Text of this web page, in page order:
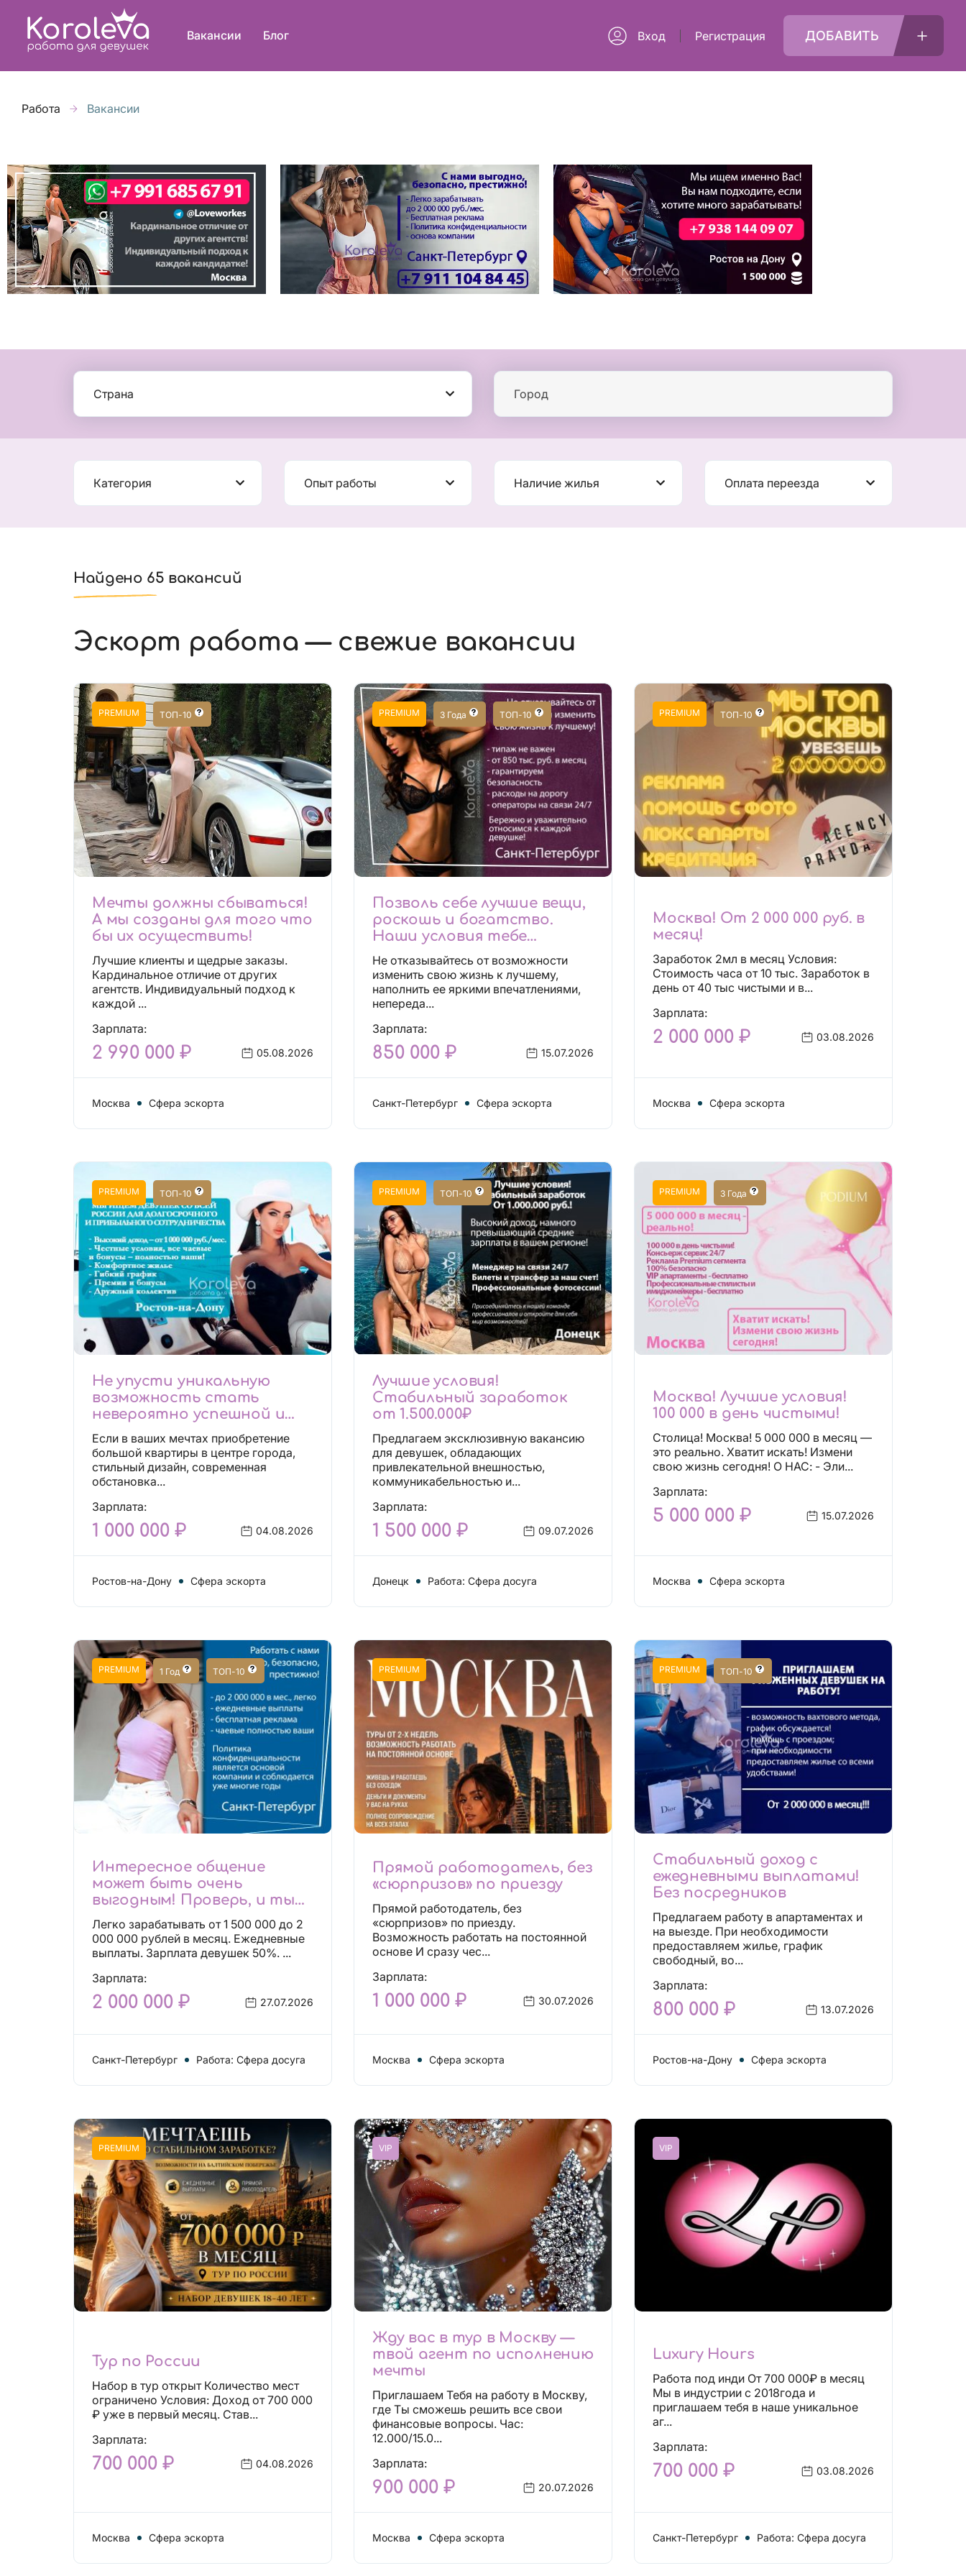
Вакансии Блог Вход Регистрация ДОБАВИТЬ
Работа Вакансии
Страна Город
Категория Опыт работы Наличие жилья Оплата переезда
Найдено 65 вакансий
Эскорт работа — свежие вакансии
PREMIUM ТОП-10
Мечты должны сбываться!
А мы созданы для того что
бы их осуществить!
Лучшие клиенты и щедрые заказы.
Кардинальное отличие от других
агентств. Индивидуальный подход к
каждой ...
Зарплата:
2 990 000 ₽ 05.08.2026
Москва Сфера эскорта
PREMIUM 3 Года ТОП-10
Позволь себе лучшие вещи,
роскошь и богатство.
Наши условия тебе
понравятся!
Действительно отличные
условия и поддержка!
Не отказывайтесь от возможности
изменить свою жизнь к лучшему,
наполнить ее яркими впечатлениями,
непереда...
Зарплата:
850 000 ₽ 15.07.2026
Санкт-Петербург Сфера эскорта
PREMIUM ТОП-10
Москва! От 2 000 000 руб. в
месяц!
Заработок 2мл в месяц Условия:
Стоимость часа от 10 тыс. Заработок в
день от 40 тыс чистыми и в...
Зарплата:
2 000 000 ₽ 03.08.2026
Москва Сфера эскорта
PREMIUM ТОП-10
Не упусти уникальную
возможность стать
невероятно успешной и
независимой!
Если в ваших мечтах приобретение
большой квартиры в центре города,
стильный дизайн, современная
обстановка...
Зарплата:
1 000 000 ₽ 04.08.2026
Ростов-на-Дону Сфера эскорта
PREMIUM ТОП-10
Лучшие условия!
Стабильный заработок
от 1.500.000₽
Предлагаем эксклюзивную вакансию
для девушек, обладающих
привлекательной внешностью,
коммуникабельностью и...
Зарплата:
1 500 000 ₽ 09.07.2026
Донецк Работа: Сфера досуга
PREMIUM 3 Года
Москва! Лучшие условия!
100 000 в день чистыми!
Столица! Москва! 5 000 000 в месяц —
это реально. Хватит искать! Измени
свою жизнь сегодня! О НАС: - Эли...
Зарплата:
5 000 000 ₽ 15.07.2026
Москва Сфера эскорта
PREMIUM 1 Год ТОП-10
Интересное общение
может быть очень
выгодным! Проверь, и ты
не пожалеешь! 2 000 000₽
Легко зарабатывать от 1 500 000 до 2
000 000 рублей в месяц. Ежедневные
выплаты. Зарплата девушек 50%. ...
Зарплата:
2 000 000 ₽ 27.07.2026
Санкт-Петербург Работа: Сфера досуга
PREMIUM
Прямой работодатель, без
«сюрпризов» по приезду
Прямой работодатель, без
«сюрпризов» по приезду.
Возможность работать на постоянной
основе И сразу чес...
Зарплата:
1 000 000 ₽ 30.07.2026
Москва Сфера эскорта
PREMIUM ТОП-10
Стабильный доход с
ежедневными выплатами!
Без посредников
Предлагаем работу в апартаментах и
на выезде. При необходимости
предоставляем жилье, график
свободный, во...
Зарплата:
800 000 ₽ 13.07.2026
Ростов-на-Дону Сфера эскорта
PREMIUM
Тур по России
Набор в тур открыт Количество мест
ограничено Условия: Доход от 700 000
₽ уже в первый месяц. Став...
Зарплата:
700 000 ₽ 04.08.2026
Москва Сфера эскорта
VIP
Жду вас в тур в Москву —
твой агент по исполнению
мечты
Приглашаем Тебя на работу в Москву,
где Ты сможешь решить все свои
финансовые вопросы. Час:
12.000/15.0...
Зарплата:
900 000 ₽ 20.07.2026
Москва Сфера эскорта
VIP
Luxury Hours
Работа под инди От 700 000₽ в месяц
Мы в индустрии с 2018года и
приглашаем тебя в наше уникальное
аг...
Зарплата:
700 000 ₽ 03.08.2026
Санкт-Петербург Работа: Сфера досуга